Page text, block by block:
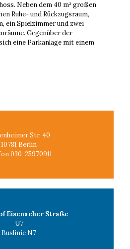
Neben dem 40 m² großen
Ruhe- und Rückzugsraum,
ein Spielzimmer und zwei
Gegenüber der
eine Parkanlage mit einem
Str. 40
10781 Berlin
030-25970911
Eisenacher Straße
U7
Buslinie N7